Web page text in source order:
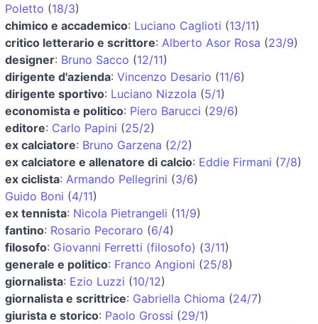
Poletto (18/3)
chimico e accademico: Luciano Caglioti (13/11)
critico letterario e scrittore: Alberto Asor Rosa (23/9)
designer: Bruno Sacco (12/11)
dirigente d'azienda: Vincenzo Desario (11/6)
dirigente sportivo: Luciano Nizzola (5/1)
economista e politico: Piero Barucci (29/6)
editore: Carlo Papini (25/2)
ex calciatore: Bruno Garzena (2/2)
ex calciatore e allenatore di calcio: Eddie Firmani (7/8)
ex ciclista: Armando Pellegrini (3/6)
Guido Boni (4/11)
ex tennista: Nicola Pietrangeli (11/9)
fantino: Rosario Pecoraro (6/4)
filosofo: Giovanni Ferretti (filosofo) (3/11)
generale e politico: Franco Angioni (25/8)
giornalista: Ezio Luzzi (10/12)
giornalista e scrittrice: Gabriella Chioma (24/7)
giurista e storico: Paolo Grossi (29/1)